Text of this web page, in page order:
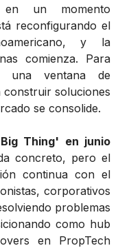
un momento
reconfigurando el
y la
comienza. Para
una ventana de
soluciones
se consolide.
Thing' en junio
concreto, pero el
continua con el
corporativos
problemas
como hub
en PropTech